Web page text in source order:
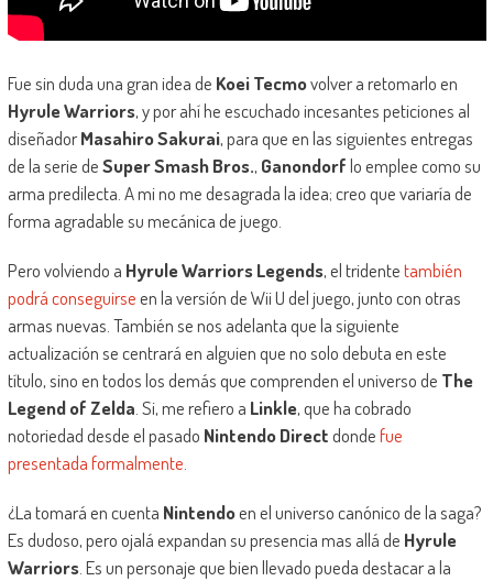
Fue sin duda una gran idea de Koei Tecmovolver a retomarlo en
Hyrule Warriors, y por ahí he escuchado incesantes peticiones al
diseñadorMasahiro Sakurai, para que en las siguientes entregas
de la serie deSuper Smash Bros., Ganondorflo emplee como su
arma predilecta. A mi no me desagrada la idea; creo que variaría de
forma agradable su mecánica de juego.
Pero volviendo a Hyrule Warriors Legends, el tridentetambién
podrá conseguirseen la versión de Wii U del juego, junto con otras
armas nuevas. También se nos adelanta que la siguiente
actualización se centrará en alguien que no solo debuta en este
título, sino en todos los demás que comprenden el universo de The
Legend of Zelda . Si, me refiero a Linkle, que ha cobrado
notoriedad desde el pasado Nintendo Directdondefue
presentada formalmente
¿La tomará en cuenta Nintendoen el universo canónico de la saga?
Es dudoso, pero ojalá expandan su presencia mas allá de Hyrule
Warriors. Es un personaje que bien llevado pueda destacar a la